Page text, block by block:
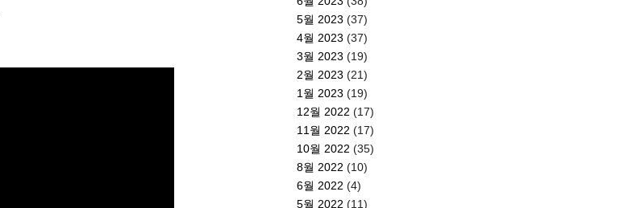
5월 2023 (37)
4월 2023 (37)
3월 2023 (19)
2월 2023 (21)
1월 2023 (19)
12월 2022 (17)
11월 2022 (17)
10월 2022 (35)
8월 2022 (10)
6월 2022 (4)
5월 2022 (11)